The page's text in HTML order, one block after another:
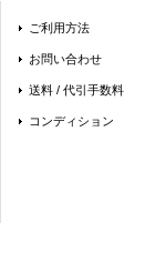
ご利用方法
お問い合わせ
送料 / 代引手数料
コンディション